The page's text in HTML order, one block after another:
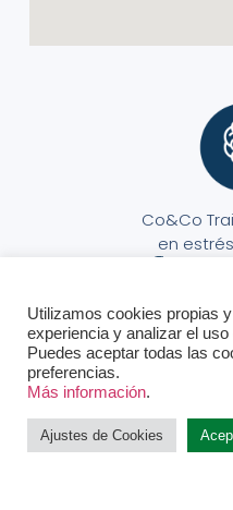
Co&Co
en
Aviso Legal Política de Privacidad
Utilizamos cookies propias
experiencia y analizar el uso
Puedes aceptar todas las
preferencias.
Más información.
Ajustes de Cookies